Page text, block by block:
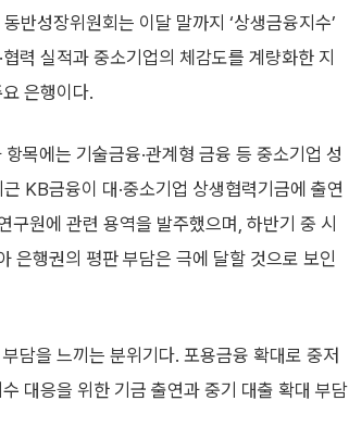
반성장위원회는 이달 말까지 ‘상생금융지수’
력 실적과 중소기업의 체감도를 계량화한 지
은행이다.
목에는 기술금융·관계형 금융 등 중소기업 성
KB금융이 대·중소기업 상생협력기금에 출연
원에 관련 용역을 발주했으며, 하반기 중 시
은행권의 평판 부담은 극에 달할 것으로 보인
담을 느끼는 분위기다. 포용금융 확대로 중저
대응을 위한 기금 출연과 중기 대출 확대 부담